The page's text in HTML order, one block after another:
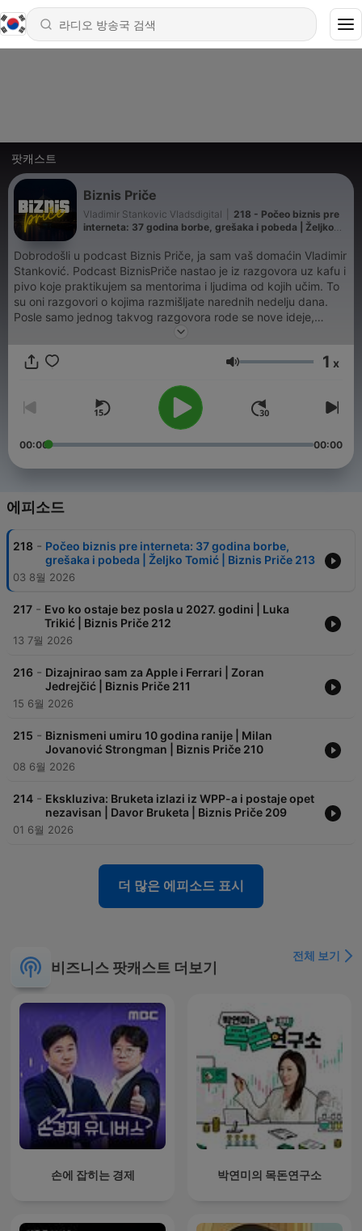
팟캐스트
Biznis Priče
Vladimir Stankovic Vladsdigital
218 - Počeo biznis pre
interneta: 37 godina borbe, grešaka i pobeda | Željko
Dobrodošli u podcast Biznis Priče, ja sam vaš domaćin Vladimir
Stanković. Podcast BiznisPriče nastao je iz razgovora uz kafu i
pivo koje praktikujem sa mentorima i ljudima od kojih učim. To
su oni razgovori o kojima razmišljate narednih nedelju dana.
Posle samo jednog takvog razgovora rode se nove ideje,
motivacija skoči a vi niste ista osoba. Takvi razgovori nekada
podelio sa vama?
음량 1 x
00:00 00:00
에피소드
218 - Počeo biznis pre interneta: 37 godina borbe,
grešaka i pobeda | Željko Tomić | Biznis Priče 213
03 8월 2026
217 - Evo ko ostaje bez posla u 2027. godini | Luka
Trikić | Biznis Priče 212
13 7월 2026
216 - Dizajnirao sam za Apple i Ferrari | Zoran
Jedrejčić | Biznis Priče 211
15 6월 2026
215 - Biznismeni umiru 10 godina ranije | Milan
Jovanović Strongman | Biznis Priče 210
08 6월 2026
214 - Ekskluziva: Bruketa izlazi iz WPP-a i postaje opet
nezavisan | Davor Bruketa | Biznis Priče 209
01 6월 2026
더 많은 에피소드 표시
비즈니스 팟캐스트 더보기
전체 보기
손에 잡히는 경제 박연미의 목돈연구소